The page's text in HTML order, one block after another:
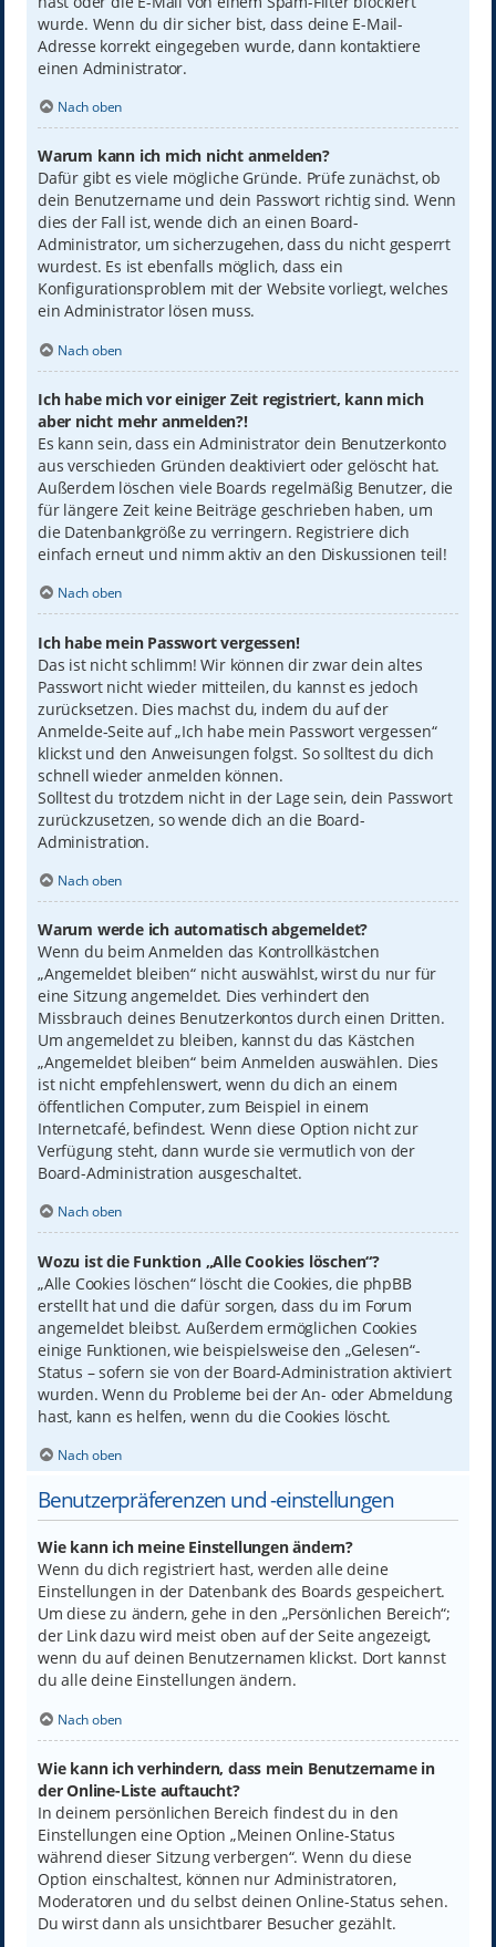
wurde. Wenn du dir sicher bist, dass deine E-Mail-
Adresse korrekt eingegeben wurde, dann kontaktiere
einen Administrator.
Nach oben
Warum kann ich mich nicht anmelden?
Dafür gibt es viele mögliche Gründe. Prüfe zunächst, ob
dein Benutzername und dein Passwort richtig sind. Wenn
dies der Fall ist, wende dich an einen Board-
Administrator, um sicherzugehen, dass du nicht gesperrt
wurdest. Es ist ebenfalls möglich, dass ein
Konfigurationsproblem mit der Website vorliegt, welches
ein Administrator lösen muss.
Nach oben
Ich habe mich vor einiger Zeit registriert, kann mich
aber nicht mehr anmelden?!
Es kann sein, dass ein Administrator dein Benutzerkonto
aus verschieden Gründen deaktiviert oder gelöscht hat.
Außerdem löschen viele Boards regelmäßig Benutzer, die
für längere Zeit keine Beiträge geschrieben haben, um
die Datenbankgröße zu verringern. Registriere dich
einfach erneut und nimm aktiv an den Diskussionen teil!
Nach oben
Ich habe mein Passwort vergessen!
Das ist nicht schlimm! Wir können dir zwar dein altes
Passwort nicht wieder mitteilen, du kannst es jedoch
zurücksetzen. Dies machst du, indem du auf der
Anmelde-Seite auf „Ich habe mein Passwort vergessen“
klickst und den Anweisungen folgst. So solltest du dich
schnell wieder anmelden können.
Solltest du trotzdem nicht in der Lage sein, dein Passwort
zurückzusetzen, so wende dich an die Board-
Administration.
Nach oben
Warum werde ich automatisch abgemeldet?
Wenn du beim Anmelden das Kontrollkästchen
„Angemeldet bleiben“ nicht auswählst, wirst du nur für
eine Sitzung angemeldet. Dies verhindert den
Missbrauch deines Benutzerkontos durch einen Dritten.
Um angemeldet zu bleiben, kannst du das Kästchen
„Angemeldet bleiben“ beim Anmelden auswählen. Dies
ist nicht empfehlenswert, wenn du dich an einem
öffentlichen Computer, zum Beispiel in einem
Internetcafé, befindest. Wenn diese Option nicht zur
Verfügung steht, dann wurde sie vermutlich von der
Board-Administration ausgeschaltet.
Nach oben
Wozu ist die Funktion „Alle Cookies löschen“?
„Alle Cookies löschen“ löscht die Cookies, die phpBB
erstellt hat und die dafür sorgen, dass du im Forum
angemeldet bleibst. Außerdem ermöglichen Cookies
einige Funktionen, wie beispielsweise den „Gelesen“-
Status – sofern sie von der Board-Administration aktiviert
wurden. Wenn du Probleme bei der An- oder Abmeldung
hast, kann es helfen, wenn du die Cookies löscht.
Nach oben
Benutzerpräferenzen und -einstellungen
Wie kann ich meine Einstellungen ändern?
Wenn du dich registriert hast, werden alle deine
Einstellungen in der Datenbank des Boards gespeichert.
Um diese zu ändern, gehe in den „Persönlichen Bereich“;
der Link dazu wird meist oben auf der Seite angezeigt,
wenn du auf deinen Benutzernamen klickst. Dort kannst
du alle deine Einstellungen ändern.
Nach oben
Wie kann ich verhindern, dass mein Benutzername in
der Online-Liste auftaucht?
In deinem persönlichen Bereich findest du in den
Einstellungen eine Option „Meinen Online-Status
während dieser Sitzung verbergen“. Wenn du diese
Option einschaltest, können nur Administratoren,
Moderatoren und du selbst deinen Online-Status sehen.
Du wirst dann als unsichtbarer Besucher gezählt.